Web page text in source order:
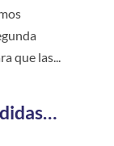
que las...